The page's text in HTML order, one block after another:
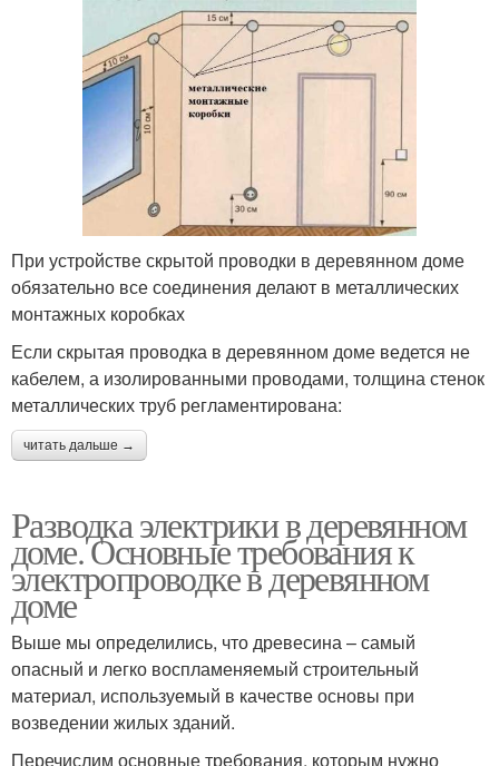
При устройстве скрытой проводки в деревянном доме
обязательно все соединения делают в металлических
монтажных коробках
Если скрытая проводка в деревянном доме ведется не
кабелем, а изолированными проводами, толщина стенок
металлических труб регламентирована:
читать дальше →
Разводка электрики в деревянном
доме. Основные требования к
электропроводке в деревянном
доме
Выше мы определились, что древесина – самый
опасный и легко воспламеняемый строительный
материал, используемый в качестве основы при
возведении жилых зданий.
Перечислим основные требования, которым нужно